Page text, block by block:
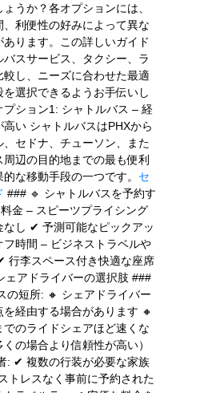
うか？各オプションには、
、利便性の好みによって異な
あります。この詳しいガイド
バスサービス、タクシー、ラ
較し、ニーズに合わせた最適
を選択できるようお手伝いし
プション1: シャトルバス – 経
い シャトルバスはPHXから
、セドナ、チューソン、また
辺の目的地までの最も便利
な移動手段の一つです。 セ
### 🔹 シャトルバスを予約す
金 – スピーツプライシング
なし ✔ 予測可能なピックアッ
フ時間 – ビジネストラベルや
行李スペース付き快適な座席
ェアドライバーの選択肢 ###
の短所: 🔸 シェアドライバー
を経由する場合があります 🔸
でのライドシェアほど速くな
の場合より信頼性が高い）
: ✔ 複数の行装が必要な家族
トレスなく事前に予約された